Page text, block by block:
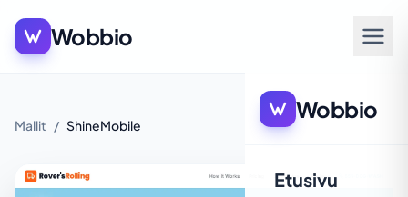
Wobbio
Wobbio
Etusivu
Mallit / ShineMobile